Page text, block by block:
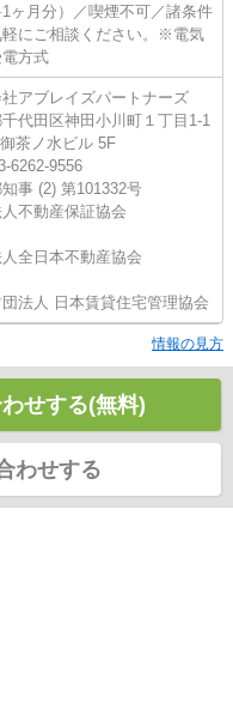
ヶ月分）／喫煙不可／諸条件
軽にご相談ください。※電気
方式
アブレイズパートナーズ
代田区神田小川町１丁目1-1
茶ノ水ビル 5F
6262-9556
事 (2) 第101332号
不動産保証協会
全日本不動産協会
法人 日本賃貸住宅管理協会
情報の見方
せする(無料)
わせする